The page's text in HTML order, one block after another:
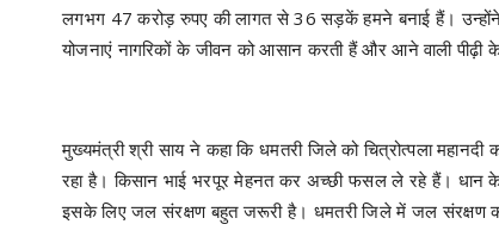
लगभग 47 करोड़ रुपए की लागत से 36 सड़कें हमने बनाई हैं। उन्होंने
योजनाएं नागरिकों के जीवन को आसान करती हैं और आने वाली पीढ़ी
मुख्यमंत्री श्री साय ने कहा कि धमतरी जिले को चित्रोत्पला
रहा है। किसान भाई भरपूर मेहनत कर अच्छी फसल ले रहे हैं। धान
इसके लिए जल संरक्षण बहुत जरूरी है। धमतरी जिले में जल संरक्षण